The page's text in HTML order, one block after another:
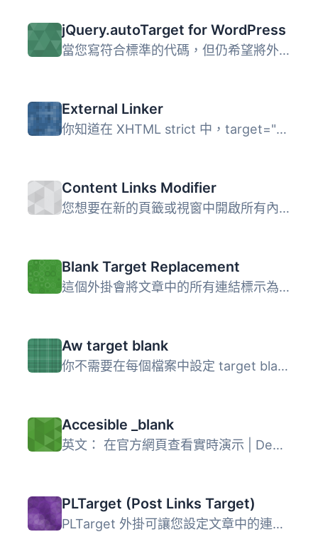
jQuery.autoTarget for WordPress
當您寫符合標準的代碼，但仍希望將外部鏈結在新窗口中打開時...
External Linker
你知道在 XHTML strict 中，target="_blank" 是無效的嗎？這...
Content Links Modifier
您想要在新的頁籤或視窗中開啟所有內容連結嗎？Content Links...
Blank Target Replacement
這個外掛會將文章中的所有連結標示為「外部連結」，並設置一...
Aw target blank
你不需要在每個檔案中設定 target blank 才能在新的分頁中開...
Accesible _blank
英文： 在官方網頁查看實時演示 | Demo y página oficial： c...
PLTarget (Post Links Target)
PLTarget 外掛可讓您設定文章中的連結在不同的視窗中開啟，包...